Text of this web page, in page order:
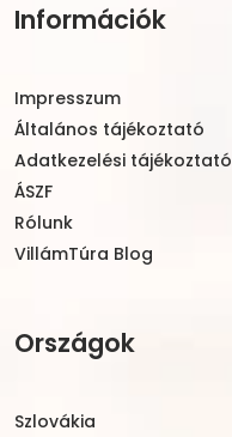
Információk
Impresszum
Általános tájékoztató
Adatkezelési tájékoztató
ÁSZF
Rólunk
VillámTúra Blog
Országok
Szlovákia